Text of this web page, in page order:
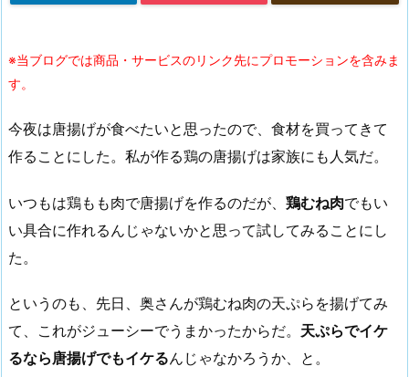
※当ブログでは商品・サービスのリンク先にプロモーションを含みま
す。
今夜は唐揚げが食べたいと思ったので、食材を買ってきて
作ることにした。私が作る鶏の唐揚げは家族にも人気だ。
いつもは鶏もも肉で唐揚げを作るのだが、 鶏むね肉でもい
い具合に作れるんじゃないかと思って試してみることにし
た。
というのも、先日、奥さんが鶏むね肉の天ぷらを揚げてみ
て、これがジューシーでうまかったからだ。 天ぷらでイケ
るなら唐揚げでもイケるんじゃなかろうか、と。